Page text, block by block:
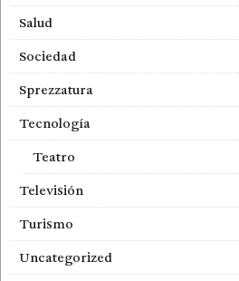
Salud
Sociedad
Sprezzatura
Tecnología
Teatro
Televisión
Turismo
Uncategorized